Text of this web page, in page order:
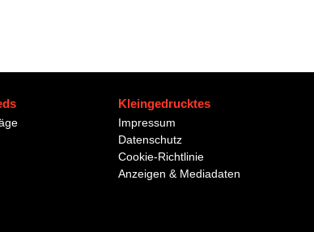
Kleingedrucktes
Impressum
Datenschutz
Cookie-Richtlinie
Anzeigen & Mediadaten